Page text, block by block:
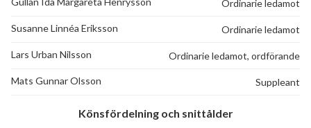
Ordinarie ledamot
Susanne Linnéa Eriksson Ordinarie ledamot
Lars Urban Nilsson Ordinarie ledamot, ordförande
Mats Gunnar Olsson Suppleant
Könsfördelning och snittålder